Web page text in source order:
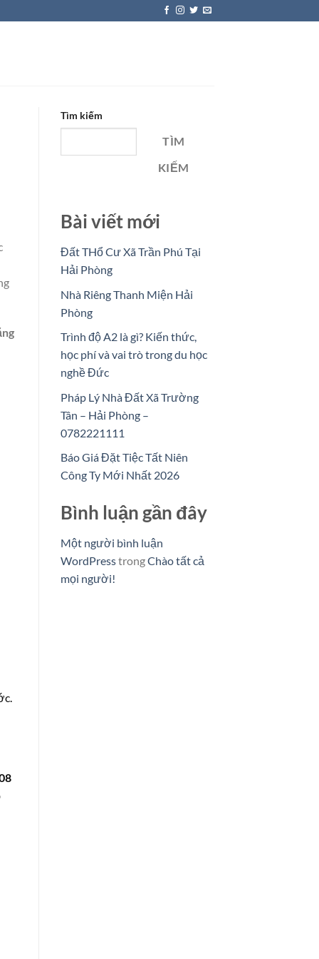
Tìm kiếm
TÌM
KIẾM
Bài viết mới
Đất THổ Cư Xã Trần Phú Tại
Hải Phòng
Nhà Riêng Thanh Miện Hải
Phòng
Trình độ A2 là gì? Kiến thức,
học phí và vai trò trong du học
nghề Đức
Pháp Lý Nhà Đất Xã Trường
Tân – Hải Phòng –
0782221111
Báo Giá Đặt Tiệc Tất Niên
Công Ty Mới Nhất 2026
Bình luận gần đây
Một người bình luận
WordPresstrongChào tất cả
mọi người!